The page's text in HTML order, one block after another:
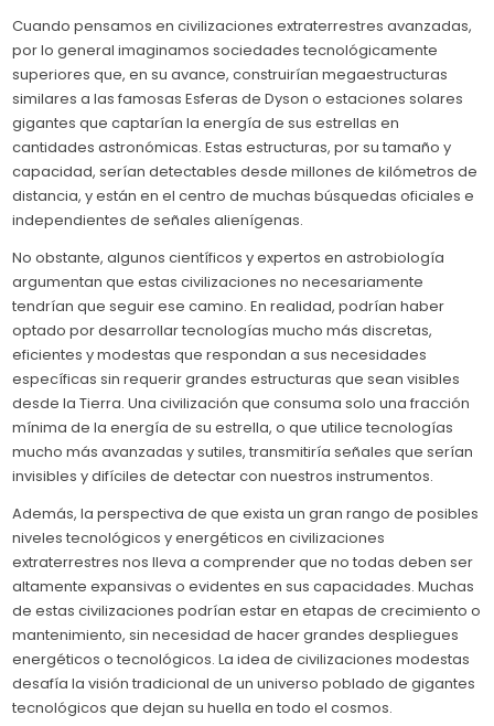
Cuando pensamos en civilizaciones extraterrestres avanzadas,
por lo general imaginamos sociedades tecnológicamente
superiores que, en su avance, construirían megaestructuras
similares a las famosas Esferas de Dyson o estaciones solares
gigantes que captarían la energía de sus estrellas en
cantidades astronómicas. Estas estructuras, por su tamaño y
capacidad, serían detectables desde millones de kilómetros de
distancia, y están en el centro de muchas búsquedas oficiales e
independientes de señales alienígenas.
No obstante, algunos científicos y expertos en astrobiología
argumentan que estas civilizaciones no necesariamente
tendrían que seguir ese camino. En realidad, podrían haber
optado por desarrollar tecnologías mucho más discretas,
eficientes y modestas que respondan a sus necesidades
específicas sin requerir grandes estructuras que sean visibles
desde la Tierra. Una civilización que consuma solo una fracción
mínima de la energía de su estrella, o que utilice tecnologías
mucho más avanzadas y sutiles, transmitiría señales que serían
invisibles y difíciles de detectar con nuestros instrumentos.
Además, la perspectiva de que exista un gran rango de posibles
niveles tecnológicos y energéticos en civilizaciones
extraterrestres nos lleva a comprender que no todas deben ser
altamente expansivas o evidentes en sus capacidades. Muchas
de estas civilizaciones podrían estar en etapas de crecimiento o
mantenimiento, sin necesidad de hacer grandes despliegues
energéticos o tecnológicos. La idea de civilizaciones modestas
desafía la visión tradicional de un universo poblado de gigantes
tecnológicos que dejan su huella en todo el cosmos.